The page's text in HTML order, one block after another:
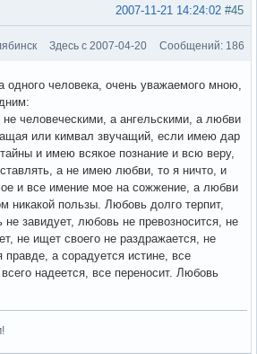
#45
2007-11-21 14:24:02
Здесь с 2007-04-20 Сообщений: 186
одного человека, очень уважаемого мною,
человеческими, а ангельскими, а любви
или кимвал звучащий, если имею дар
и имею всякое познание и всю веру,
а не имею любви, то я ничто, и
и все имение мое на сожжение, а любви
никакой пользы. Любовь долго терпит,
завидует, любовь не превозносится, не
не ищет своего не раздражается, не
а сорадуется истине, все
надеется, все переносит. Любовь